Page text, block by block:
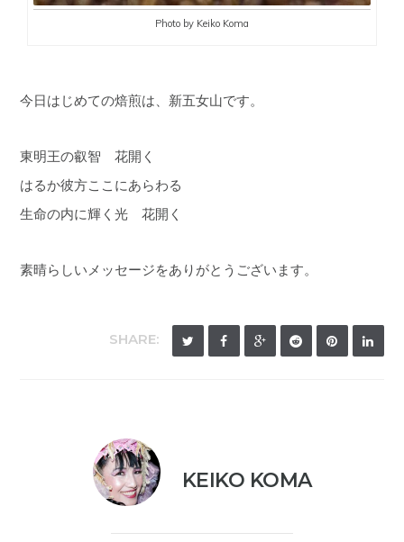
Photo by Keiko Koma
今日はじめての焙煎は、新五女山です。
東明王の叡智 花開く
はるか彼方ここにあらわる
生命の内に輝く光 花開く
素晴らしいメッセージをありがとうございます。
SHARE:
KEIKO KOMA